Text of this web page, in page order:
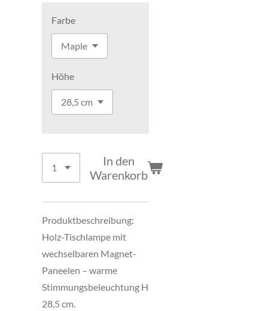
Farbe
Höhe
In den
Warenkorb
Produktbeschreibung:
Holz-Tischlampe mit
wechselbaren Magnet-
Paneelen – warme
Stimmungsbeleuchtung H
28,5 cm.